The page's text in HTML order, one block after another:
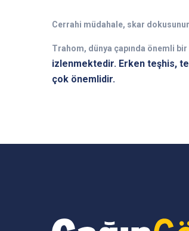
Cerrahi müdahale, skar
Trahom, dünya çapında önemli bir
izlenmektedir. Erken teşhis,
çok önemlidir.